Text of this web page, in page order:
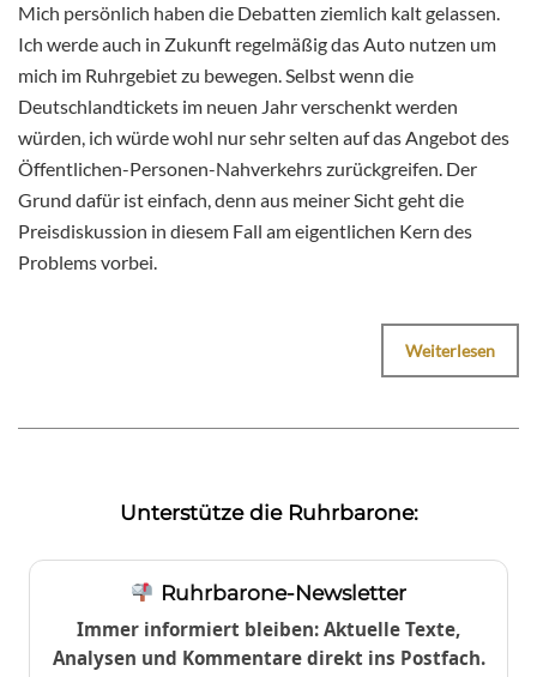
Mich persönlich haben die Debatten ziemlich kalt gelassen.
Ich werde auch in Zukunft regelmäßig das Auto nutzen um
mich im Ruhrgebiet zu bewegen. Selbst wenn die
Deutschlandtickets im neuen Jahr verschenkt werden
würden, ich würde wohl nur sehr selten auf das Angebot des
Öffentlichen-Personen-Nahverkehrs zurückgreifen. Der
Grund dafür ist einfach, denn aus meiner Sicht geht die
Preisdiskussion in diesem Fall am eigentlichen Kern des
Problems vorbei.
Weiterlesen
Unterstütze die Ruhrbarone:
Ruhrbarone-Newsletter
Immer informiert bleiben: Aktuelle Texte,
Analysen und Kommentare direkt ins Postfach.